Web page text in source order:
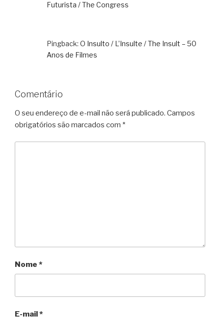
Futurista / The Congress
Pingback: O Insulto / L’Insulte / The Insult – 50
Anos de Filmes
Comentário
O seu endereço de e-mail não será publicado. Campos
obrigatórios são marcados com *
Nome *
E-mail*